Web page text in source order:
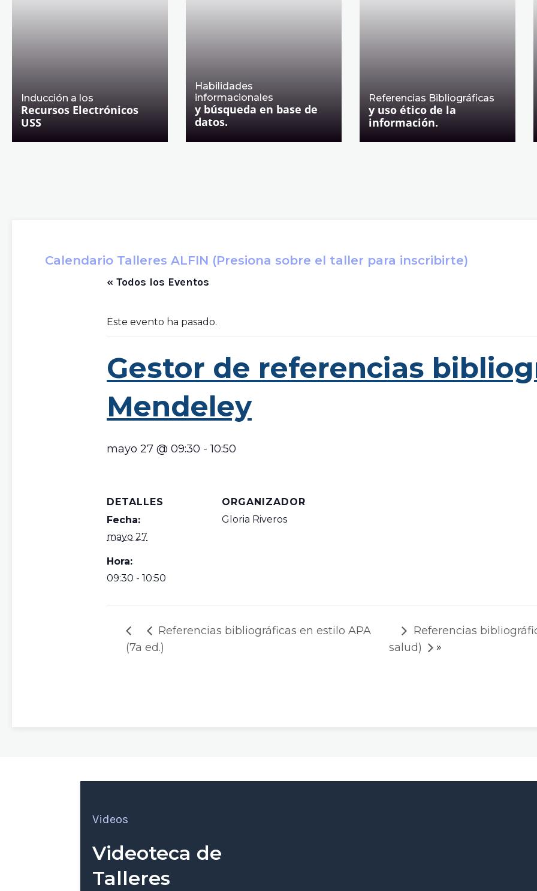
Inducción a los
Recursos Electrónicos
USS
Habilidades
informacionales
y búsqueda en base de
datos.
Referencias Bibliográficas
y uso ético de la
información.
Calendario Talleres ALFIN (Presiona sobre el taller para inscribirte)
« Todos los Eventos
Este evento ha pasado.
Gestor de referencias
Mendeley
mayo 27 @ 09:30 -10:50
DETALLES
Fecha:
mayo 27
Hora:
09:30 - 10:50
ORGANIZADOR
Gloria Riveros
Referencias bibliográficas en estilo APA
(7a ed.)
Referencias
salud)
»
Videos
Videoteca de
Talleres